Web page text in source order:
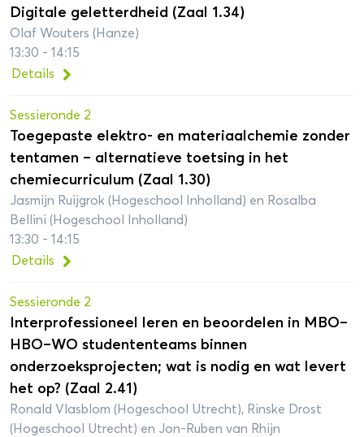
Digitale geletterdheid (Zaal 1.34)
Olaf Wouters (Hanze)
13:30 - 14:15
Details
Sessieronde 2
Toegepaste elektro- en materiaalchemie zonder
tentamen – alternatieve toetsing in het
chemiecurriculum (Zaal 1.30)
Jasmijn Ruijgrok (Hogeschool Inholland) en Rosalba
Bellini (Hogeschool Inholland)
13:30 - 14:15
Details
Sessieronde 2
Interprofessioneel leren en beoordelen in MBO–
HBO–WO studententeams binnen
onderzoeksprojecten; wat is nodig en wat levert
het op? (Zaal 2.41)
Ronald Vlasblom (Hogeschool Utrecht), Rinske Drost
(Hogeschool Utrecht) en Jon-Ruben van Rhijn